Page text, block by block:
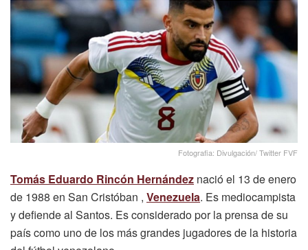
Fotografia: Divulgación/ Twitter FVF
Tomás Eduardo Rincón Hernández nació el 13 de enero
de 1988 en San Cristóban , Venezuela. Es mediocampista
y defiende al Santos. Es considerado por la prensa de su
país como uno de los más grandes jugadores de la historia